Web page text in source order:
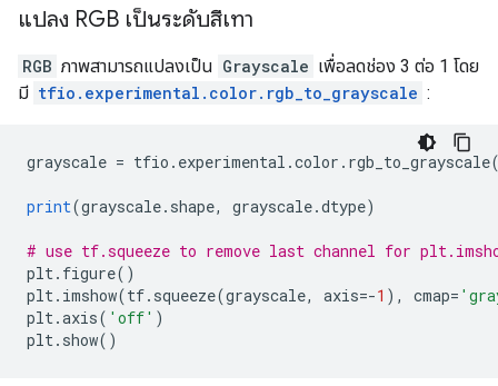
แปลง RGB เป็นระดับสีเทา
RGB ภาพสามารถแปลงเป็น Grayscale เพื่อลดช่อง 3 ต่อ 1 โดย
มี tfio.experimental.color.rgb_to_grayscale :
grayscale = tfio . experimental .color . rgb_to_grayscale
print(grayscale. shape, grayscale.dtype)
# use tf.squeeze to remove last channel for
plt. figure()
plt. imshow(tf. squeeze(grayscale, axis=-1 ), cmap=
plt.axis( 'off' )
plt. show()